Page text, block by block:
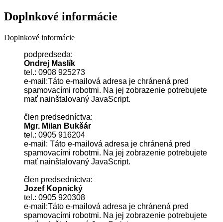
Doplnkové informácie
Doplnkové informácie
podpredseda:
Ondrej Maslík
tel.: 0908 925273
e-mail:Táto e-mailová adresa je chránená pred
spamovacími robotmi. Na jej zobrazenie potrebujete
mať nainštalovaný JavaScript.
člen predsedníctva:
Mgr. Milan Bukšár
tel.: 0905 916204
e-mail: Táto e-mailová adresa je chránená pred
spamovacími robotmi. Na jej zobrazenie potrebujete
mať nainštalovaný JavaScript.
člen predsedníctva:
Jozef Kopnický
tel.: 0905 920308
e-mail:Táto e-mailová adresa je chránená pred
spamovacími robotmi. Na jej zobrazenie potrebujete